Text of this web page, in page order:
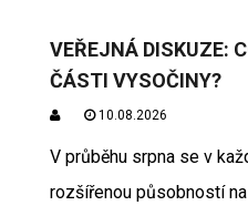
VEŘEJNÁ DISKUZE:
ČÁSTI VYSOČINY?
10.08.2026
V průběhu srpna se v
rozšířenou působností